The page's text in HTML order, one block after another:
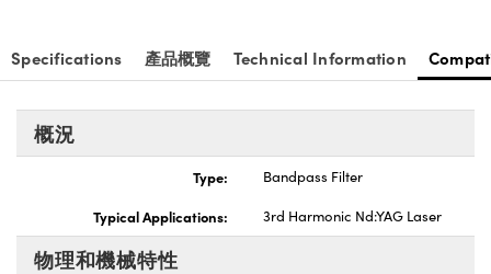
Specifications 產品概覽 Technical Information
概況
Type:
Bandpass Filter
Typical Applications:
3rd Harmonic Nd:YAG Laser
物理和機械特性